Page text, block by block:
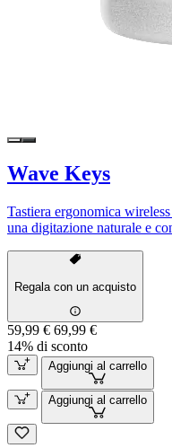
Wave Keys
Tastiera ergonomica
una digitazione naturale e
Regala con un acquisto
59,99 € 69,99 €
14% di sconto
Aggiungi al carrello
Aggiungi al carrello